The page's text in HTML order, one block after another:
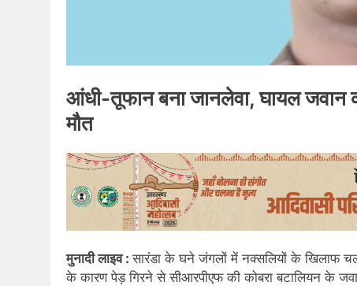
आंधी-तूफान बना जानलेवा, घायल जवान
मौत
मुनादी लाइव :सारंडा के घने जंगलों में नक्सलियों के खिलाफ
के कारण पेड़ गिरने से सीआरपीएफ की कोबरा बटालियन के